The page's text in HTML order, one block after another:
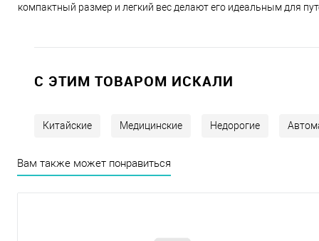
компактный размер и легкий вес делают его идеальным для
C ЭТИМ ТОВАРОМ ИСКАЛИ
Китайские Медицинские Недорогие
Вам также может понравиться